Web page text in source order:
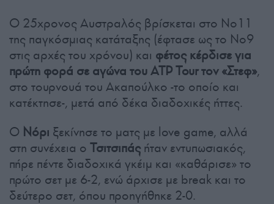
Ο 25χρονος Αυστραλός βρίσκεται στο Νο11
της παγκόσμιας κατάταξης (έφτασε ως το Νο9
στις αρχές του χρόνου) και φέτος κέρδισε για
πρώτη φορά σε αγώνα του ATP Tour τον «Στεφ»,
στο τουρνουά του Ακαπούλκο -το οποίο και
κατέκτησε-, μετά από δέκα διαδοχικές ήττες.
Ο Νόρι ξεκίνησε το ματς με love game, αλλά
στη συνέχεια ο Τσιτσιπάςήταν εντυπωσιακός,
πήρε πέντε διαδοχικά γκέιμ και «καθάρισε» το
πρώτο σετ με 6-2, ενώ άρχισε με break και το
δεύτερο σετ, όπου προηγήθηκε 2-0.